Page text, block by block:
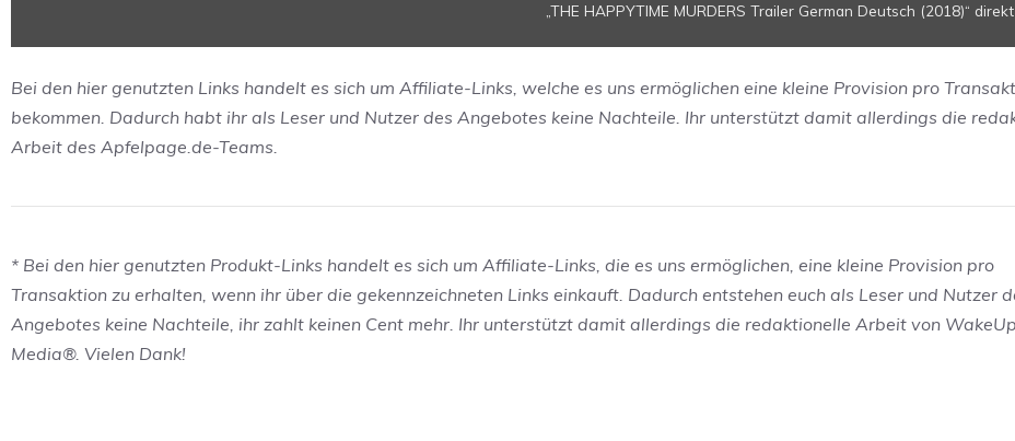
„THE HAPPYTIME MURDERS Trailer German Deutsch (2018)“
Bei den hier genutzten Links handelt es sich um Affiliate-Links, welche es uns ermöglichen eine kleine Provision pro
bekommen. Dadurch habt ihr als Leser und Nutzer des Angebotes keine Nachteile. Ihr unterstützt damit allerdings die
Arbeit des Apfelpage.de-Teams.
* Bei den hier genutzten Produkt-Links handelt es sich um Affiliate-Links, die es uns ermöglichen, eine kleine Provision pro
Transaktion zu erhalten, wenn ihr über die gekennzeichneten Links einkauft. Dadurch entstehen euch als Leser und Nutzer
Angebotes keine Nachteile, ihr zahlt keinen Cent mehr. Ihr unterstützt damit allerdings die redaktionelle Arbeit von WakeUp
Media®. Vielen Dank!